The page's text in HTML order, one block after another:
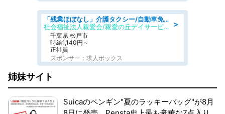
＞
「残業ほぼなし」介護タクシー/自動車免許必須/正職員/日勤のみ/デイサービス
社会福祉法人親愛会/親愛の丘デイサービス
千葉県 松戸市
時給1,140円～
正社員
スポンサー：求人ボックス
姉妹サイト
Suicaのペンギン"夏のラッキーバッグ"が8月